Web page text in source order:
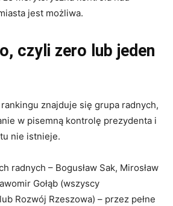
jest możliwa.
czyli zero lub jeden
znajduje się grupa radnych,
w pisemną kontrolę prezydenta i
nie istnieje.
radnych – Bogusław Sak, Mirosław
Gołąb (wszyscy
Rozwój Rzeszowa) – przez pełne